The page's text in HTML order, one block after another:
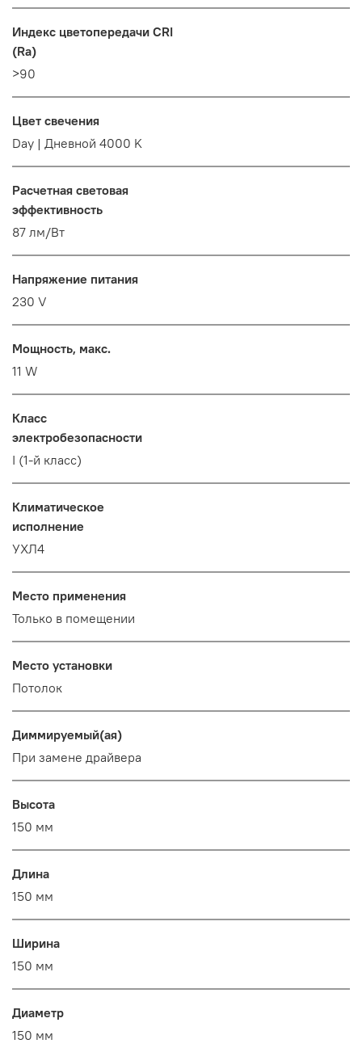
Индекс цветопередачи CRI
(Ra)
>90
Цвет свечения
Day | Дневной 4000 K
Расчетная световая
эффективность
87 лм/Вт
Напряжение питания
230 V
Мощность, макс.
11 W
Класс
электробезопасности
I (1-й класс)
Климатическое
исполнение
УХЛ4
Место применения
Только в помещении
Место установки
Потолок
Диммируемый(ая)
При замене драйвера
Высота
150 мм
Длина
150 мм
Ширина
150 мм
Диаметр
150 мм